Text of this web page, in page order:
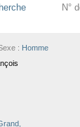
N°
: Homme